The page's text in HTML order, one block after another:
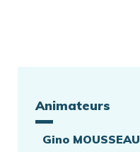
Animateurs
Gino MOUSSEAU